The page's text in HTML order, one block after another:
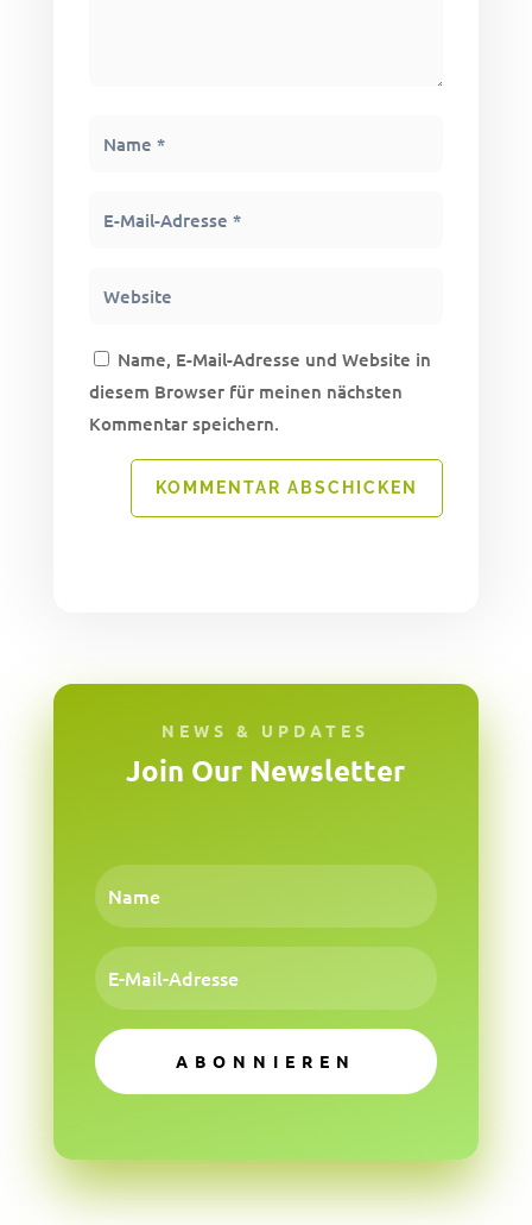
Name, E-Mail-Adresse und Website in
diesem Browser für meinen nächsten
Kommentar speichern.
KOMMENTAR ABSCHICKEN
NEWS & UPDATES
Join Our Newsletter
ABONNIEREN